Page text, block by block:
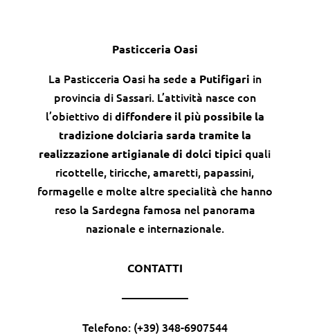
Pasticceria Oasi
La Pasticceria Oasi ha sede a Putifigari in
provincia di Sassari. L’attività nasce con
l’obiettivo didiffondere il più possibile la
tradizione dolciaria sarda tramite la
realizzazione artigianale di dolci tipici quali
ricottelle, tiricche, amaretti, papassini,
formagelle e molte altre specialità che hanno
reso la Sardegna famosa nel panorama
nazionale e internazionale.
CONTATTI
——————
Telefono: (+39) 348-6907544